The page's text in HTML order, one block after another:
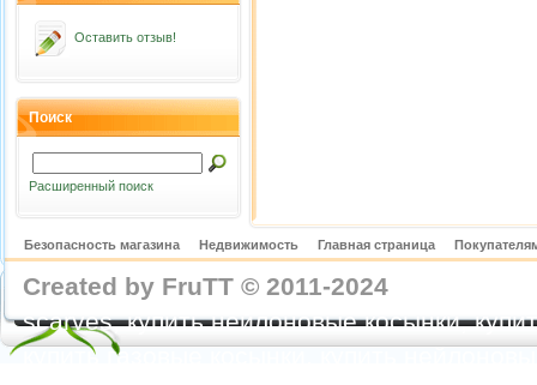
Оставить отзыв!
Поиск
Расширенный поиск
Безопасность магазина Недвижимость Главная страница
Created by FruTT © 2011-2024
scarves, купить нейлоновые косынки,
купить газовые косынки, купить